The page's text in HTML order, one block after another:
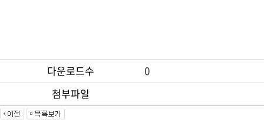
다운로드수
0
첨부파일